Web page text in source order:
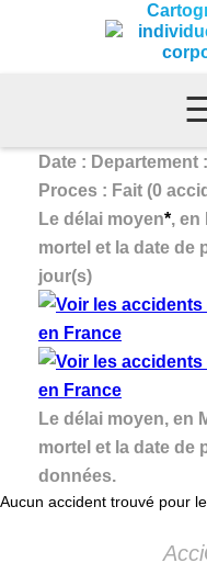
Date : Departement
Proces : Fait (0
Le délai moyen*, en
mortel et la date de
jour(s)
Le délai moyen, en
mortel et la date de
données.
Aucun accident trouvé pour